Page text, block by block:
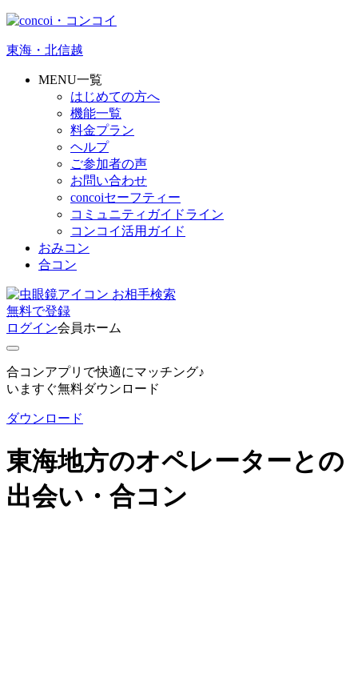
東海・北信越
MENU一覧
はじめての方へ
機能一覧
料金プラン
ヘルプ
ご参加者の声
お問い合わせ
concoiセーフティー
コミュニティガイドライン
コンコイ活用ガイド
おみコン
合コン
お相手検索
無料で登録
ログイン会員ホーム
合コンアプリで快適にマッチング♪
いますぐ無料ダウンロード
ダウンロード
東海地方のオペレーターとの
出会い・合コン